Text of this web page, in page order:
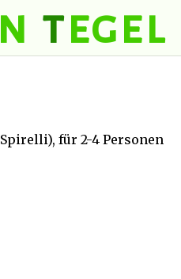
tegel
für 2-4 Personen